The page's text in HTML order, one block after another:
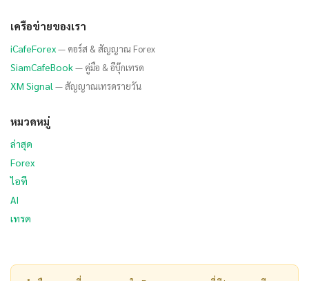
เครือข่ายของเรา
iCafeForex— คอร์ส & สัญญาณ Forex
SiamCafeBook— คู่มือ & อีบุ๊กเทรด
XM Signal — สัญญาณเทรดรายวัน
หมวดหมู่
ล่าสุด
Forex
ไอที
AI
เทรด